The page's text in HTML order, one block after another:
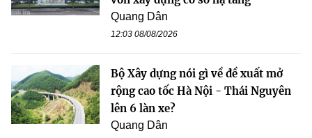
Quang Dân
12:03 08/08/2026
Bộ Xây dựng nói gì về đề xuất mở
rộng cao tốc Hà Nội - Thái Nguyên
lên 6 làn xe?
Quang Dân